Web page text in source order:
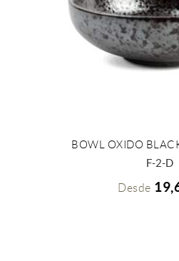
+ INFO
BOWL OXIDO
F-2-D
Desde